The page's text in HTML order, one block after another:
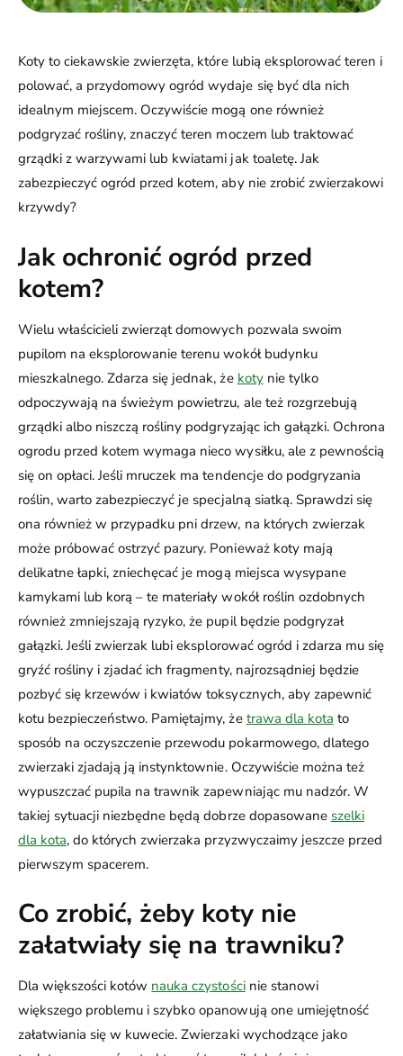
Koty to ciekawskie zwierzęta, które lubią eksplorować teren i
polować, a przydomowy ogród wydaje się być dla nich
idealnym miejscem. Oczywiście mogą one również
podgryzać rośliny, znaczyć teren moczem lub traktować
grządki z warzywami lub kwiatami jak toaletę. Jak
zabezpieczyć ogród przed kotem, aby nie zrobić zwierzakowi
krzywdy?
Jak ochronić ogród przed
kotem?
Wielu właścicieli zwierząt domowych pozwala swoim
pupilom na eksplorowanie terenu wokół budynku
mieszkalnego. Zdarza się jednak, że kotynie tylko
odpoczywają na świeżym powietrzu, ale też rozgrzebują
grządki albo niszczą rośliny podgryzając ich gałązki. Ochrona
ogrodu przed kotem wymaga nieco wysiłku, ale z pewnością
się on opłaci. Jeśli mruczek ma tendencje do podgryzania
roślin, warto zabezpieczyć je specjalną siatką. Sprawdzi się
ona również w przypadku pni drzew, na których zwierzak
może próbować ostrzyć pazury. Ponieważ koty mają
delikatne łapki, zniechęcać je mogą miejsca wysypane
kamykami lub korą – te materiały wokół roślin ozdobnych
również zmniejszają ryzyko, że pupil będzie podgryzał
gałązki. Jeśli zwierzak lubi eksplorować ogród i zdarza mu się
gryźć rośliny i zjadać ich fragmenty, najrozsądniej będzie
pozbyć się krzewów i kwiatów toksycznych, aby zapewnić
kotu bezpieczeństwo. Pamiętajmy, że trawa dla kota to
sposób na oczyszczenie przewodu pokarmowego, dlatego
zwierzaki zjadają ją instynktownie. Oczywiście można też
wypuszczać pupila na trawnik zapewniając mu nadzór. W
takiej sytuacji niezbędne będą dobrze dopasowane szelki
dla kota, do których zwierzaka przyzwyczaimy jeszcze przed
pierwszym spacerem.
Co zrobić, żeby koty nie
załatwiały się na trawniku?
Dla większości kotów nauka czystościnie stanowi
większego problemu i szybko opanowują one umiejętność
załatwiania się w kuwecie. Zwierzaki wychodzące jako